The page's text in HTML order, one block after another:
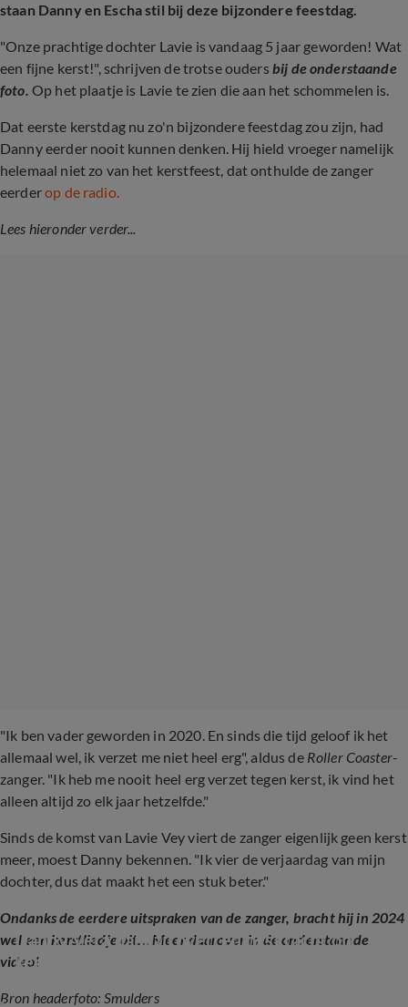
staan Danny en Escha stil bij deze bijzondere feestdag.
"Onze prachtige dochter Lavie is vandaag 5 jaar geworden! Wat
een fijne kerst!", schrijven de trotse ouders bij de onderstaande
foto. Op het plaatje is Lavie te zien die aan het schommelen is.
Dat eerste kerstdag nu zo'n bijzondere feestdag zou zijn, had
Danny eerder nooit kunnen denken. Hij hield vroeger namelijk
helemaal niet zo van het kerstfeest, dat onthulde de zanger
eerderop de radio.
Lees hieronder verder...
"Ik ben vader geworden in 2020. En sinds die tijd geloof ik het
allemaal wel, ik verzet me niet heel erg", aldus de Roller Coaster-
zanger. "Ik heb me nooit heel erg verzet tegen kerst, ik vind het
alleen altijd zo elk jaar hetzelfde."
Sinds de komst van Lavie Vey viert de zanger eigenlijk geen kerst
meer, moest Danny bekennen. "Ik vier de verjaardag van mijn
dochter, dus dat maakt het een stuk beter."
Ondanks de eerdere uitspraken van de zanger, bracht hij in 2024
wel een kerstliedje uit... Meer daarover in de onderstaande
video!
Danny Vera dankzij overredingskracht op
kerstsingle met Krezip
Bron headerfoto: Smulders